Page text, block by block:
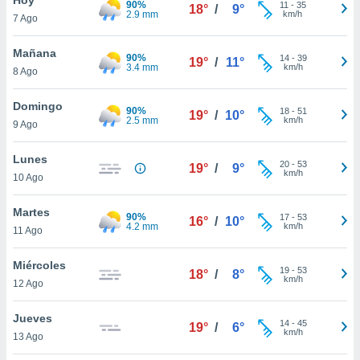
y
en
más
de
7 Ago
90%
2.9 mm
18° / 9° 11 - 35
km/h
Mañana
8 Ago
90%
3.4 mm
19° / 11° 14- 39
km/h
Domingo
9 Ago
90%
2.5 mm
19° / 10° 18- 51
km/h
Lunes
10 Ago
19° / 9° 20- 53
km/h
Martes
11 Ago
90%
4.2 mm
16° / 10° 17- 53
km/h
Miércoles
12 Ago
18° / 8° 19- 53
km/h
Jueves
13 Ago
19° / 6° 14- 45
km/h